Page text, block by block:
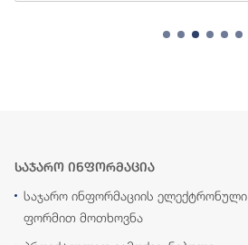
საჯარო ინფორმაცია
საჯარო ინფორმაციის ელექტრონული
ფორმით მოთხოვნა